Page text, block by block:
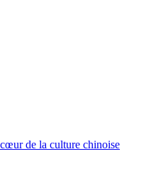
de la culture chinoise